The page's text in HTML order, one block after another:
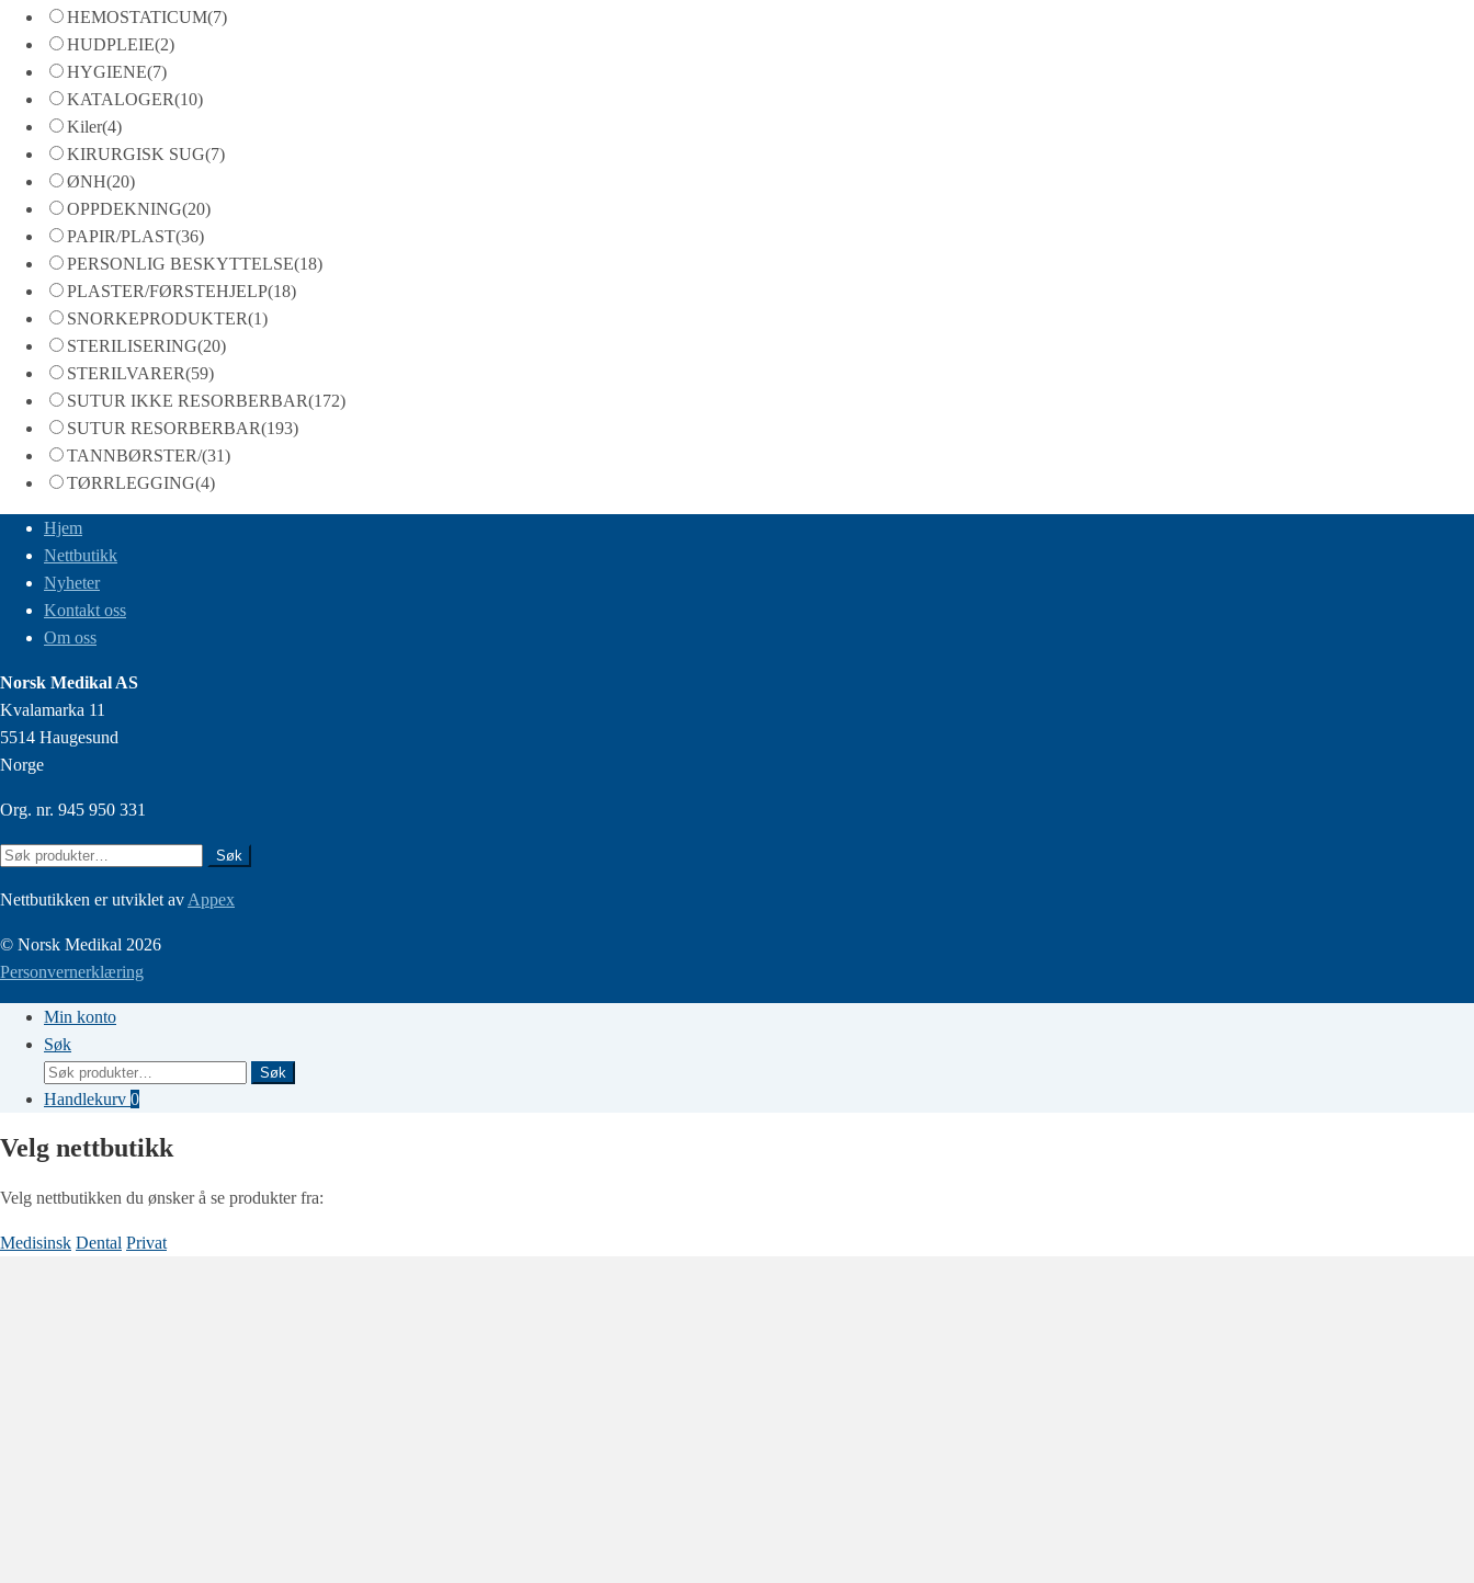
HEMOSTATICUM(7)
HUDPLEIE(2)
HYGIENE(7)
KATALOGER(10)
Kiler(4)
KIRURGISK SUG(7)
ØNH(20)
OPPDEKNING(20)
PAPIR/PLAST(36)
PERSONLIG BESKYTTELSE(18)
PLASTER/FØRSTEHJELP(18)
SNORKEPRODUKTER(1)
STERILISERING(20)
STERILVARER(59)
SUTUR IKKE RESORBERBAR(172)
SUTUR RESORBERBAR(193)
TANNBØRSTER/(31)
TØRRLEGGING(4)
Hjem
Nettbutikk
Nyheter
Kontakt oss
Om oss
Norsk Medikal AS
Kvalamarka 11
5514 Haugesund
Norge
Org. nr. 945 950 331
Søk
Søk
Nettbutikken er utviklet av Appex
© Norsk Medikal 2026
Personvernerklæring
Min konto
Søk
Søk
etter:
Søk
Handlekurv 0
Velg nettbutikk
Velg nettbutikken du ønsker å se produkter fra:
Medisinsk Dental Privat